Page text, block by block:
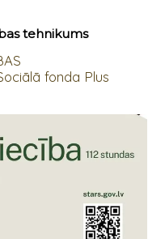
tehnikums
fonda Plus